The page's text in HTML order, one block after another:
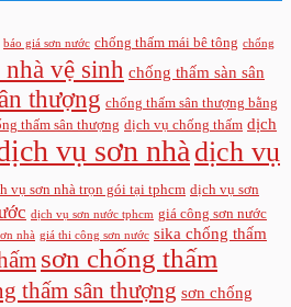
báo giá sơn nước chống thấm mái bê tông chống
vệ sinh chống thấm sàn sân
thượng chống thấm sân thượng bằng
thấm sân thượng dịch vụ chống thấm dịch
vụ sơn nhà dịch vụ
vụ sơn nhà trọn gói tại tphcm dịch vụ sơn
dịch vụ sơn nước tphcm giá công sơn nước
nhà giá thi công sơn nước sika chống thấm
sơn chống thấm
thấm sân thượng sơn chống